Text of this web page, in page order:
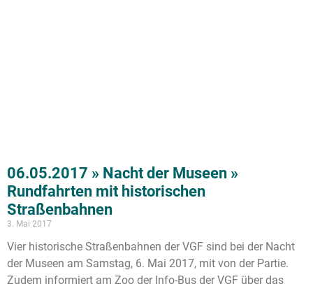
06.05.2017 » Nacht der Museen »
Rundfahrten mit historischen
Straßenbahnen
3. Mai 2017
Vier historische Straßenbahnen der VGF sind bei der Nacht
der Museen am Samstag, 6. Mai 2017, mit von der Partie.
Zudem informiert am Zoo der Info-Bus der VGF über das